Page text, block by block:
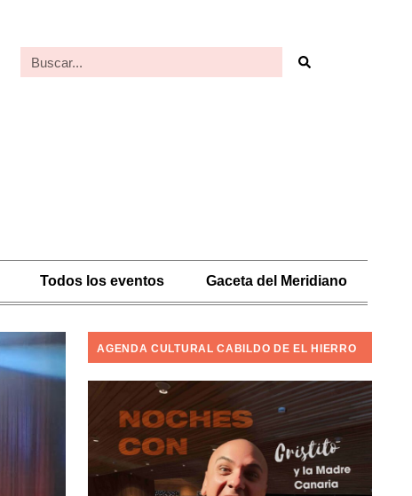
Todos los eventos Gaceta del Meridiano
AGENDA CULTURAL CABILDO DE EL HIERRO